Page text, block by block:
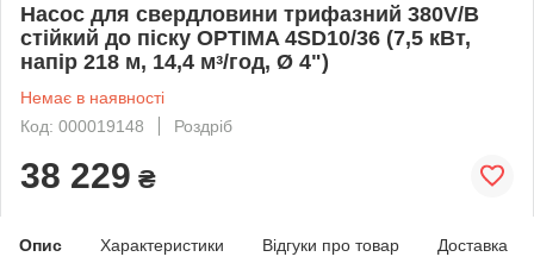
Насос для свердловини трифазний 380V/В
стійкий до піску OPTIMA 4SD10/36 (7,5 кВт,
напір 218 м, 14,4 мᶟ/год, Ø 4")
Немає в наявності
Код: 000019148
Роздріб
38 229 ₴
Опис Характеристики Відгуки про товар Доставка